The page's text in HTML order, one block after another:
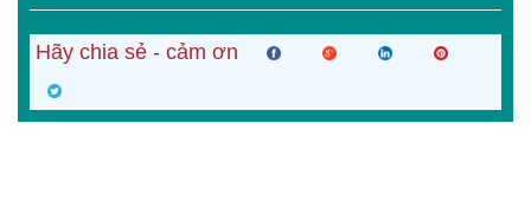
Hãy chia sẻ - cảm ơn